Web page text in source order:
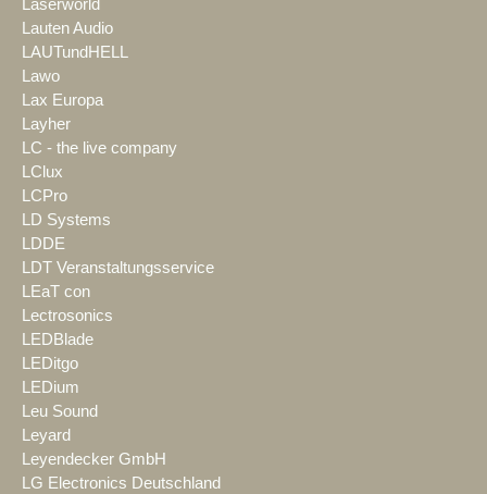
Laserworld
Lauten Audio
LAUTundHELL
Lawo
Lax Europa
Layher
LC - the live company
LClux
LCPro
LD Systems
LDDE
LDT Veranstaltungsservice
LEaT con
Lectrosonics
LEDBlade
LEDitgo
LEDium
Leu Sound
Leyard
Leyendecker GmbH
LG Electronics Deutschland